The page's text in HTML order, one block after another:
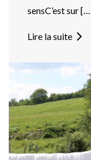
sensC’est sur
Lire la suite